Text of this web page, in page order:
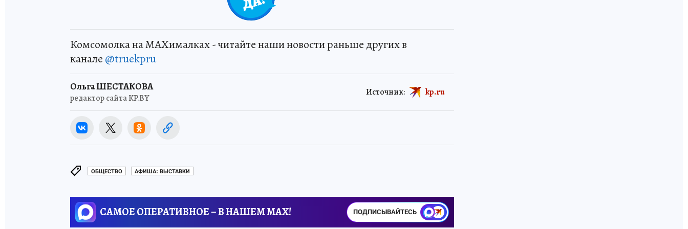
Комсомолка на MAXималках - читайте наши новости раньше других в
канале @truekpru
Ольга ШЕСТАКОВА
редактор сайта KP.BY
Источник: kp.ru
ОБЩЕСТВО АФИША: ВЫСТАВКИ
САМОЕ ОПЕРАТИВНОЕ – В НАШЕМ MAX! ПОДПИСЫВАЙТЕСЬ